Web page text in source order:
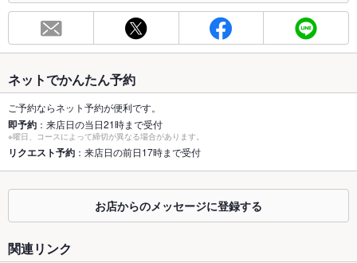
お席
総席数 32席(電子タバコOKとなっております。)
最大宴会収
容人数
20人(宴会や歓送迎会も大歓迎です！ )
個室 なし
座敷 なし
カウンター
ソファー
ネットでかんたん予約
ご予約ならネット予約が便利です。
即予約 ：来店日の当日21時まで受付
※曜日、コースによって締切が異なる場合があります。
リクエスト予約 ：来店日の前日17時まで受付
お店からのメッセージに登録する
関連リンク